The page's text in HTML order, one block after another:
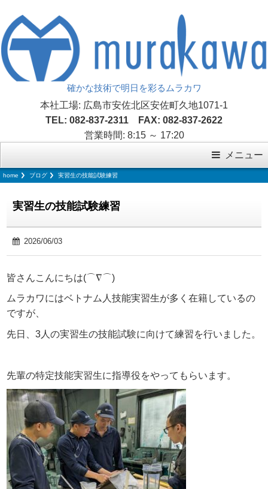
確かな技術で明日を彩るムラカワ
本社工場: 広島市安佐北区安佐町久地1071-1
TEL: 082-837-2311 FAX: 082-837-2622
営業時間: 8:15 ～ 17:20
メニュー
home ブログ 実習生の技能試験練習
実習生の技能試験練習
2026/06/03
皆さんこんにちは(⌒∇⌒)
ムラカワにはベトナム人技能実習生が多く在籍しているの
ですが、
先日、3人の実習生の技能試験に向けて練習を行いました。
先輩の特定技能実習生に指導役をやってもらいます。